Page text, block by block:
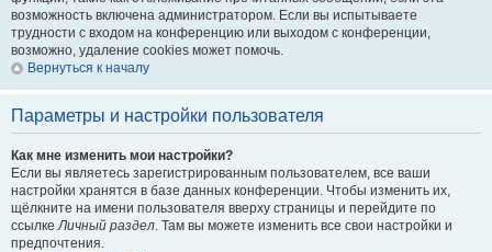
возможность включена администратором. Если вы испытываете
трудности с входом на конференцию или выходом с конференции,
возможно, удаление cookies может помочь.
Вернуться к началу
Параметры и настройки пользователя
Как мне изменить мои настройки?
Если вы являетесь зарегистрированным пользователем, все ваши
настройки хранятся в базе данных конференции. Чтобы изменить их,
щёлкните на имени пользователя вверху страницы и перейдите по
ссылкеЛичный раздел. Там вы можете изменить все свои настройки и
предпочтения.